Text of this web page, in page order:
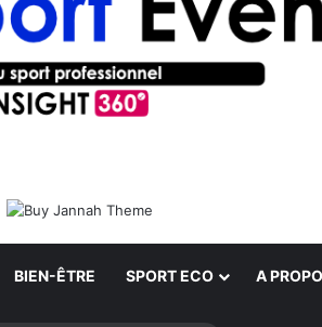
BIEN-ÊTRE SPORT ECO A